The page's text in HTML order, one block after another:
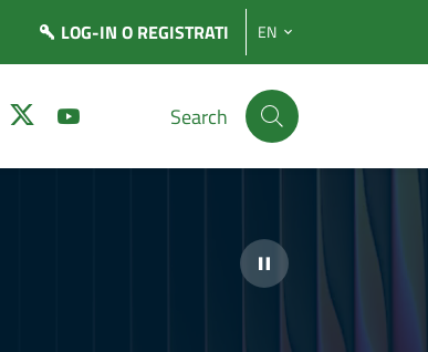
LOG-IN O REGISTRATI EN
Search